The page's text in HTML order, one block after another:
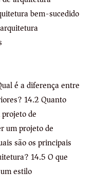
bem-sucedido
é a diferença entre
14.2 Quanto
de
um projeto de
são os principais
14.5 O que
estilo